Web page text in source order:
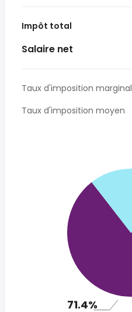
Impôt total
Salaire net
Taux d'imposition marginal
Taux d'imposition moyen
71.4%